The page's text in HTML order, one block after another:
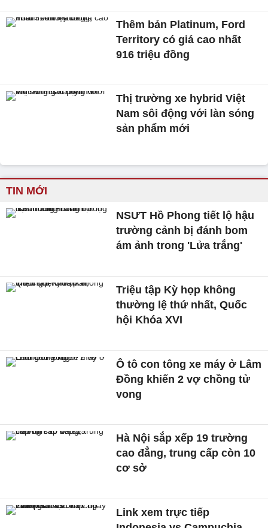
Thêm bản Platinum, Ford
Territory có giá cao nhất
916 triệu đồng
Thị trường xe hybrid Việt
Nam sôi động với làn sóng
sản phẩm mới
TIN MỚI
NSƯT Hồ Phong tiết lộ hậu
trường cảnh bị đánh bom
ám ảnh trong 'Lửa trắng'
Triệu tập Kỳ họp không
thường lệ thứ nhất, Quốc
hội Khóa XVI
Ô tô con tông xe máy ở Lâm
Đồng khiến 2 vợ chồng tử
vong
Hà Nội sắp xếp 19 trường
cao đẳng, trung cấp còn 10
cơ sở
Link xem trực tiếp